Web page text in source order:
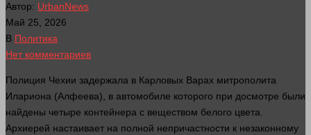
Автор: UrbanNews
Май 25, 2026
В Политика
Нет комментариев
Полиция Чехии задержала в Карловых Варах митрополита
Илариона (Алфеева), в автомобиле которого при досмотре были
найдены четыре контейнера с веществом белого цвета
Архиерей настаивает на полной непричастности к незаконному